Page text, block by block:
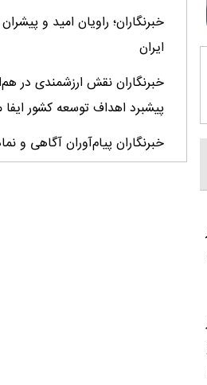
خبرنگاران؛ راویان امید و
ایران
خبرنگاران نقش ارزشمندی در
پیشبرد اهداف توسعه کشور ایفا
خبرنگاران پیام‌آوران آگاهى و
سربلندى جامعه هستند